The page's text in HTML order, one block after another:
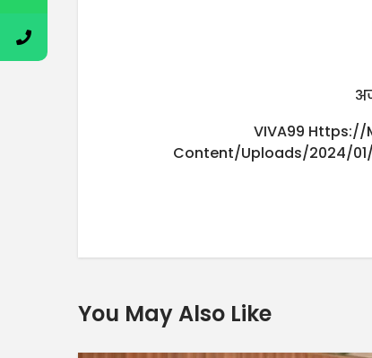
VIVA99 Https://
Content/uploads/2024/
You May Also Like